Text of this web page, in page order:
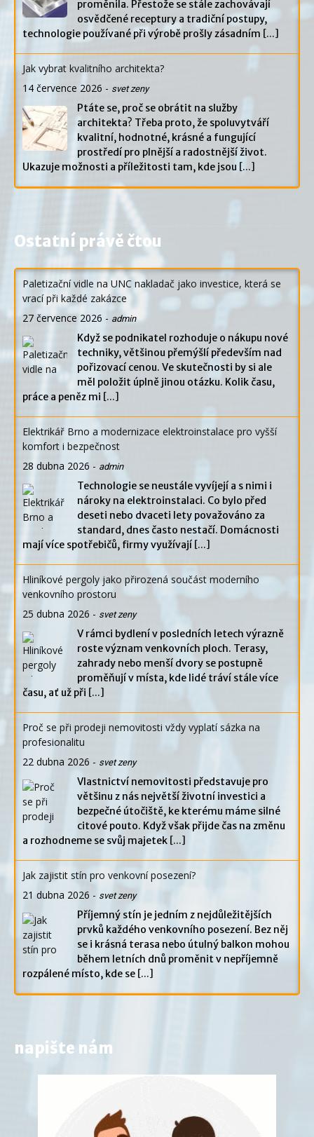
proměnila. Přestože se stále zachovávají
osvědčené receptury a tradiční postupy,
technologie používané při výrobě prošly zásadním [...]
Jak vybrat kvalitního architekta?
14 července 2026 - svet zeny
Ptáte se, proč se obrátit na služby
architekta? Třeba proto, že spoluvytváří
kvalitní, hodnotné, krásné a fungující
prostředí pro plnější a radostnější život.
Ukazuje možnosti a příležitosti tam, kde jsou [...]
Ostatní právě čtou
Paletizační vidle na UNC nakladač jako investice, která se
vrací při každé zakázce
27 července 2026 - admin
Když se podnikatel rozhoduje o nákupu nové
techniky, většinou přemýšlí především nad
pořizovací cenou. Ve skutečnosti by si ale
měl položit úplně jinou otázku. Kolik času,
práce a peněz mi [...]
Elektrikář Brno a modernizace elektroinstalace pro vyšší
komfort i bezpečnost
28 dubna 2026 - admin
Technologie se neustále vyvíjejí a s nimi i
nároky na elektroinstalaci. Co bylo před
deseti nebo dvaceti lety považováno za
standard, dnes často nestačí. Domácnosti
mají více spotřebičů, firmy využívají [...]
Hliníkové pergoly jako přirozená součást moderního
venkovního prostoru
25 dubna 2026 - svet zeny
V rámci bydlení v posledních letech výrazně
roste význam venkovních ploch. Terasy,
zahrady nebo menší dvory se postupně
proměňují v místa, kde lidé tráví stále více
času, ať už při [...]
Proč se při prodeji nemovitosti vždy vyplatí sázka na
profesionalitu
22 dubna 2026 - svet zeny
Vlastnictví nemovitosti představuje pro
většinu z nás největší životní investici a
bezpečné útočiště, ke kterému máme silné
citové pouto. Když však přijde čas na změnu
a rozhodneme se svůj majetek [...]
Jak zajistit stín pro venkovní posezení?
21 dubna 2026 - svet zeny
Příjemný stín je jedním z nejdůležitějších
prvků každého venkovního posezení. Bez něj
se i krásná terasa nebo útulný balkon mohou
během letních dnů proměnit v nepříjemně
rozpálené místo, kde se [...]
napište nám